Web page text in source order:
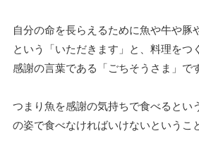
自分の命を長らえるために魚や牛や豚
という「いただきます」と、料理をつ
感謝の言葉である「ごちそうさま」です
つまり魚を感謝の気持ちで食べるとい
の姿で食べなければいけないというこ